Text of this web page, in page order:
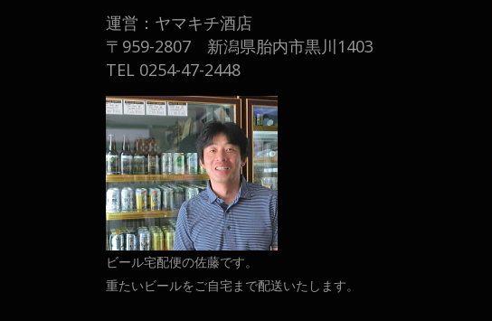
運営：ヤマキチ酒店
〒959-2807 新潟県胎内市黒川1403
TEL 0254-47-2448
ビール宅配便の佐藤です。
重たいビールをご自宅まで配送いたします。